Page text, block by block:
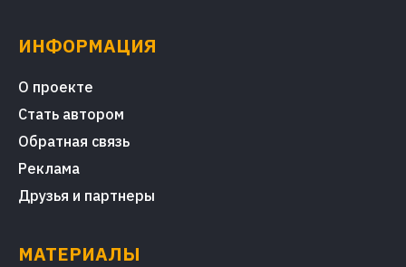
ИНФОРМАЦИЯ
О проекте
Стать автором
Обратная связь
Реклама
Друзья и партнеры
МАТЕРИАЛЫ